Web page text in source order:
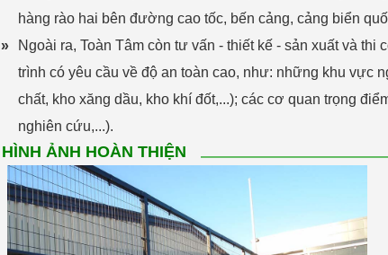
hàng rào hai bên đường cao tốc, bến cảng, cảng biển
»
Ngoài ra, Toàn Tâm còn tư vấn - thiết kế - sản xuất và
trình có yêu cầu về độ an toàn cao, như: những khu vực
chất, kho xăng dầu, kho khí đốt,...); các cơ quan trọng
nghiên cứu,...).
HÌNH ẢNH HOÀN THIỆN